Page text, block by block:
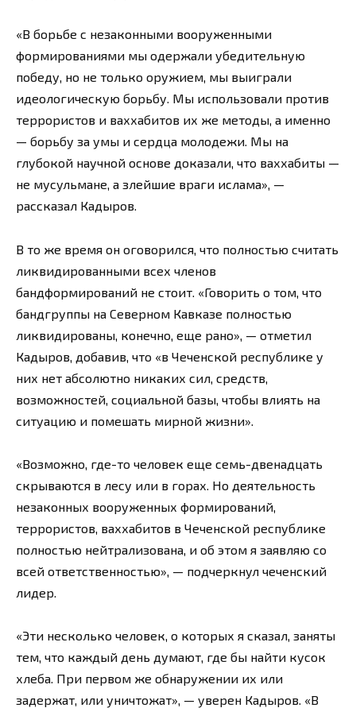
«В борьбе с незаконными вооруженными
формированиями мы одержали убедительную
победу, но не только оружием, мы выиграли
идеологическую борьбу. Мы использовали против
террористов и ваххабитов их же методы, а именно
— борьбу за умы и сердца молодежи. Мы на
глубокой научной основе доказали, что ваххабиты —
не мусульмане, а злейшие враги ислама», —
рассказал Кадыров.
В то же время он оговорился, что полностью считать
ликвидированными всех членов
бандформирований не стоит. «Говорить о том, что
бандгруппы на Северном Кавказе полностью
ликвидированы, конечно, еще рано», — отметил
Кадыров, добавив, что «в Чеченской республике у
них нет абсолютно никаких сил, средств,
возможностей, социальной базы, чтобы влиять на
ситуацию и помешать мирной жизни».
«Возможно, где-то человек еще семь-двенадцать
скрываются в лесу или в горах. Но деятельность
незаконных вооруженных формирований,
террористов, ваххабитов в Чеченской республике
полностью нейтрализована, и об этом я заявляю со
всей ответственностью», — подчеркнул чеченский
лидер.
«Эти несколько человек, о которых я сказал, заняты
тем, что каждый день думают, где бы найти кусок
хлеба. При первом же обнаружении их или
задержат, или уничтожат», — уверен Кадыров. «В